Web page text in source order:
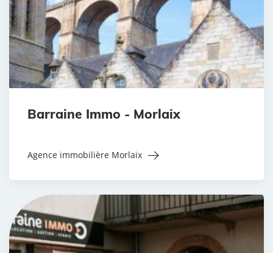
Barraine Immo - Morlaix
Agence immobilière Morlaix